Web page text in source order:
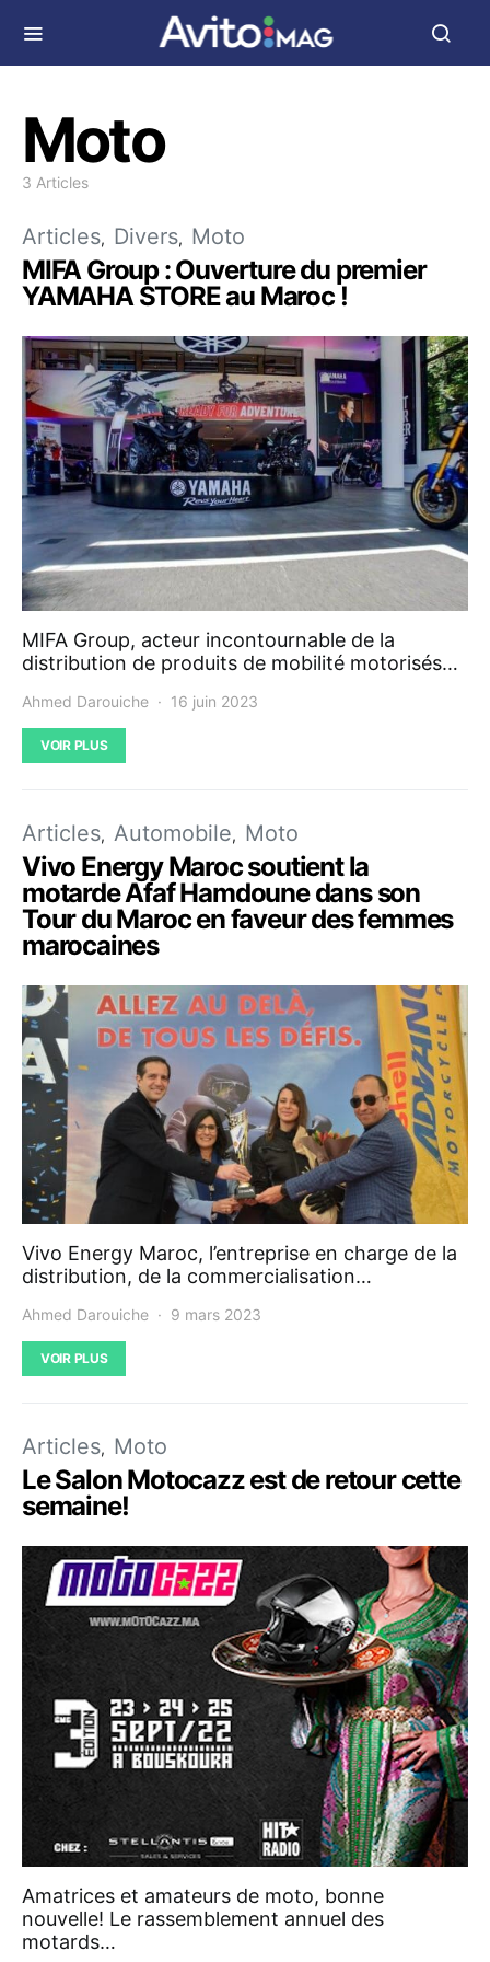
Moto
3 Articles
Articles Divers Moto
MIFA Group : Ouverture du premier
YAMAHA STORE au Maroc !
MIFA Group, acteur incontournable de la
distribution de produits de mobilité motorisés…
Ahmed Darouiche 16 juin 2023
VOIR PLUS
Articles Automobile Moto
Vivo Energy Maroc soutient la
motarde Afaf Hamdoune dans son
Tour du Maroc en faveur des femmes
marocaines
Vivo Energy Maroc, l’entreprise en charge de la
distribution, de la commercialisation…
Ahmed Darouiche 9 mars 2023
VOIR PLUS
Articles Moto
Le Salon Motocazz est de retour cette
semaine!
Amatrices et amateurs de moto, bonne
nouvelle! Le rassemblement annuel des
motards…